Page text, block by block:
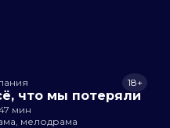
что мы потеряли
18+
мин
мелодрама